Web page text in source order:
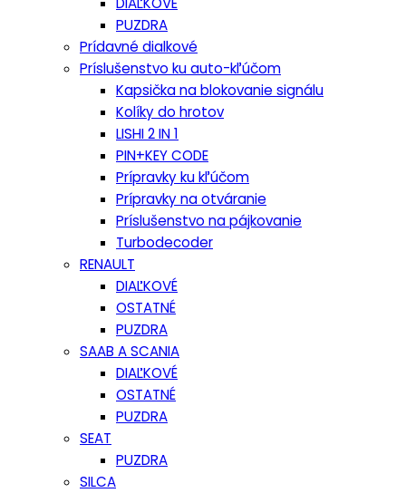
PUZDRA
Prídavné dialkové
Príslušenstvo ku auto-kľúčom
Kapsička na blokovanie signálu
Kolíky do hrotov
LISHI 2 IN 1
PIN+KEY CODE
Prípravky ku kľúčom
Prípravky na otváranie
Príslušenstvo na pájkovanie
Turbodecoder
RENAULT
DIAĽKOVÉ
OSTATNÉ
PUZDRA
SAAB A SCANIA
DIAĽKOVÉ
OSTATNÉ
PUZDRA
SEAT
PUZDRA
SILCA